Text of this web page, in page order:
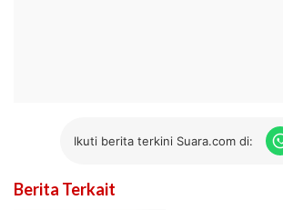
Ikuti berita terkini Suara.com di:
Berita Terkait